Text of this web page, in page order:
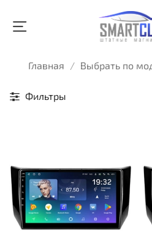
Главная Выбрать по
Фильтры